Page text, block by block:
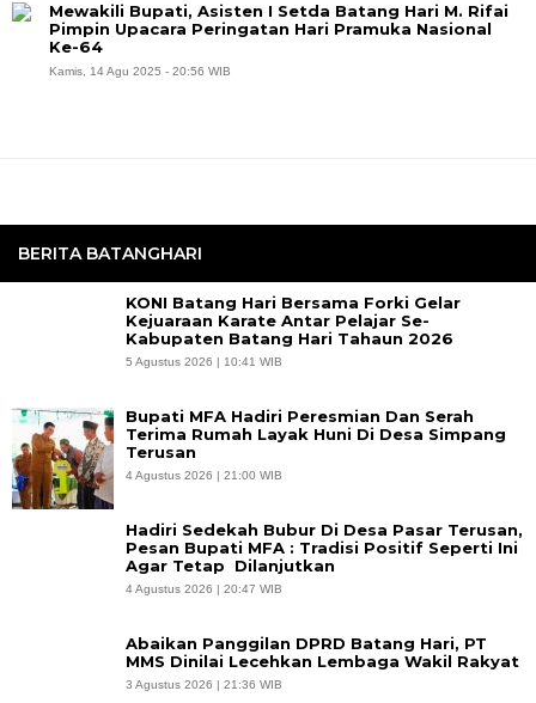
BERITA BATANGHARI
KONI Batang Hari Bersama Forki Gelar
Kejuaraan Karate Antar Pelajar Se-
Kabupaten Batang Hari Tahaun 2026
5 Agustus 2026 | 10:41 WIB
Bupati MFA Hadiri Peresmian Dan Serah
Terima Rumah Layak Huni Di Desa Simpang
Terusan
4 Agustus 2026 | 21:00 WIB
Hadiri Sedekah Bubur Di Desa Pasar Terusan,
Pesan Bupati MFA : Tradisi Positif Seperti Ini
Agar Tetap Dilanjutkan
4 Agustus 2026 | 20:47 WIB
Abaikan Panggilan DPRD Batang Hari, PT
MMS Dinilai Lecehkan Lembaga Wakil Rakyat
3 Agustus 2026 | 21:36 WIB
Mewakili Bupati, Asisten I Setda Batang Hari M. Rifai
Pimpin Upacara Peringatan Hari Pramuka Nasional
Ke-64
Kamis, 14 Agu 2025 - 20:56 WIB